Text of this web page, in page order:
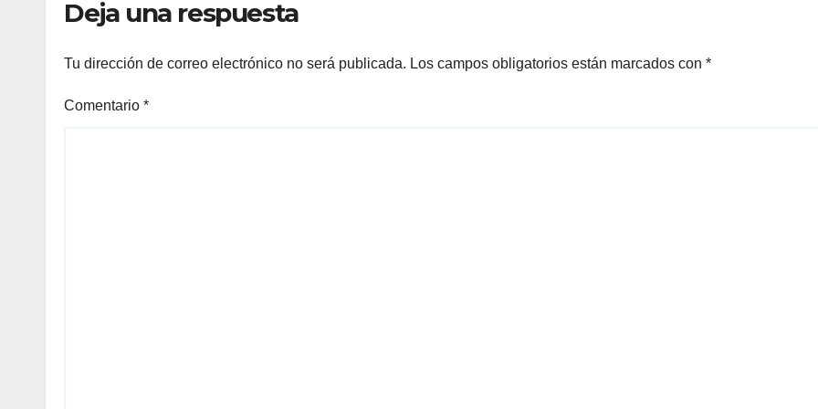
Deja una respuesta
Tu dirección de correo electrónico no será publicada. Los campos obligatorios están marcados con *
Comentario *